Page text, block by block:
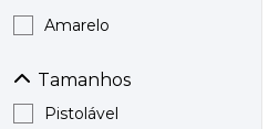
Amarelo
Tamanhos
Pistolável